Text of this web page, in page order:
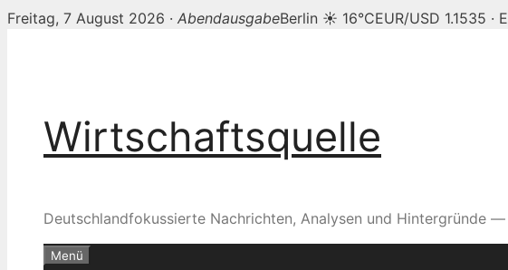
Freitag, 7 August 2026 · AbendausgabeBerlin ☀ 16°CEUR/USD 1.1535 ·
Wirtschaftsquelle
Deutschlandfokussierte Nachrichten, Analysen und Hintergründe
Menü